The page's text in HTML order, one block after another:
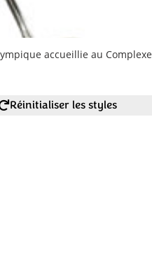
accueillie au Complexe
Réinitialiser les styles